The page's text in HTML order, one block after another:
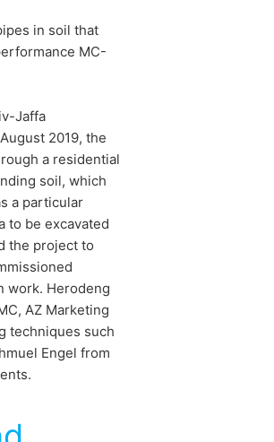
in soil that
MC-
Jaffa
2019, the
a residential
soil, which
a particular
to be excavated
the project to
work. Herodeng
AZ Marketing
techniques such
Engel from